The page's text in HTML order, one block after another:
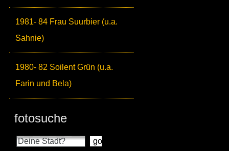
1981- 84 Frau Suurbier (u.a.
Sahnie)
1980- 82 Soilent Grün (u.a.
Farin und Bela)
fotosuche